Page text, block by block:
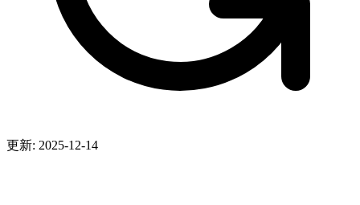
更新: 2025-12-14